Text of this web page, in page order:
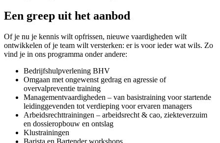
Een greep uit het aanbod
Of je nu je kennis wilt opfrissen, nieuwe vaardigheden wilt
ontwikkelen of je team wilt versterken: er is voor ieder wat wils. Zo
vind je in ons programma onder andere:
Bedrijfshulpverlening BHV
Omgaan met ongewenst gedrag en agressie of
overvalpreventie training
Managementvaardigheden – van basistraining voor startende
leidinggevenden tot verdieping voor ervaren managers
Arbeidsrechttrainingen – arbeidsrecht & cao, ziekteverzuim
en dossieropbouw en ontslag
Klustrainingen
Barista en Bartender workshops